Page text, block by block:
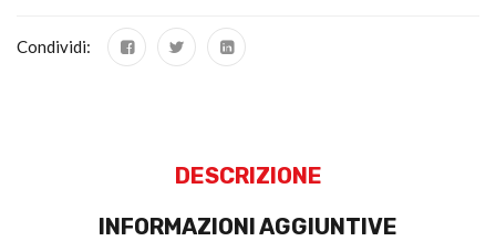
Condividi:
DESCRIZIONE
INFORMAZIONI AGGIUNTIVE